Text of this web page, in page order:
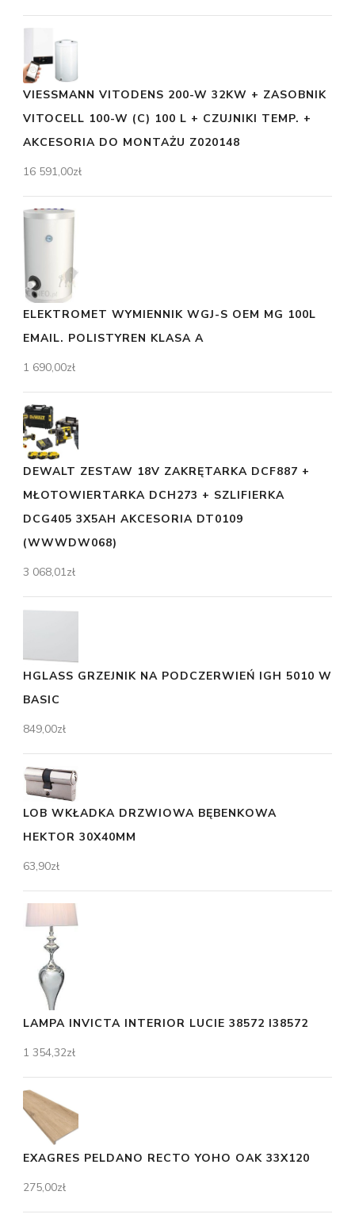
VIESSMANN VITODENS 200-W 32KW + ZASOBNIK
VITOCELL 100-W (C) 100 L + CZUJNIKI TEMP. +
AKCESORIA DO MONTAŻU Z020148
16 591,00zł
ELEKTROMET WYMIENNIK WGJ-S OEM MG 100L
EMAIL. POLISTYREN KLASA A
1 690,00zł
DEWALT ZESTAW 18V ZAKRĘTARKA DCF887 +
MŁOTOWIERTARKA DCH273 + SZLIFIERKA
DCG405 3X5AH AKCESORIA DT0109
(WWWDW068)
3 068,01zł
HGLASS GRZEJNIK NA PODCZERWIEŃ IGH 5010 W
BASIC
849,00zł
LOB WKŁADKA DRZWIOWA BĘBENKOWA
HEKTOR 30X40MM
63,90zł
LAMPA INVICTA INTERIOR LUCIE 38572 I38572
1 354,32zł
EXAGRES PELDANO RECTO YOHO OAK 33X120
275,00zł